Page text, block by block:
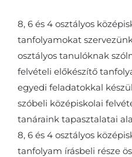
8, 6 és 4 osztályos
tanfolyamokat
osztályos tanulóknak
felvételi előkészítő
egyedi feladatokkal
szóbeli középiskolai
tanáraink tapasztalatai
8, 6 és 4 osztályos
tanfolyam írásbeli része